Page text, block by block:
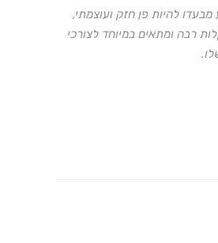
להיות פן חזק ועוצמתי,
למזוודה בקלות רבה ומתאים במיוחד לצורכי